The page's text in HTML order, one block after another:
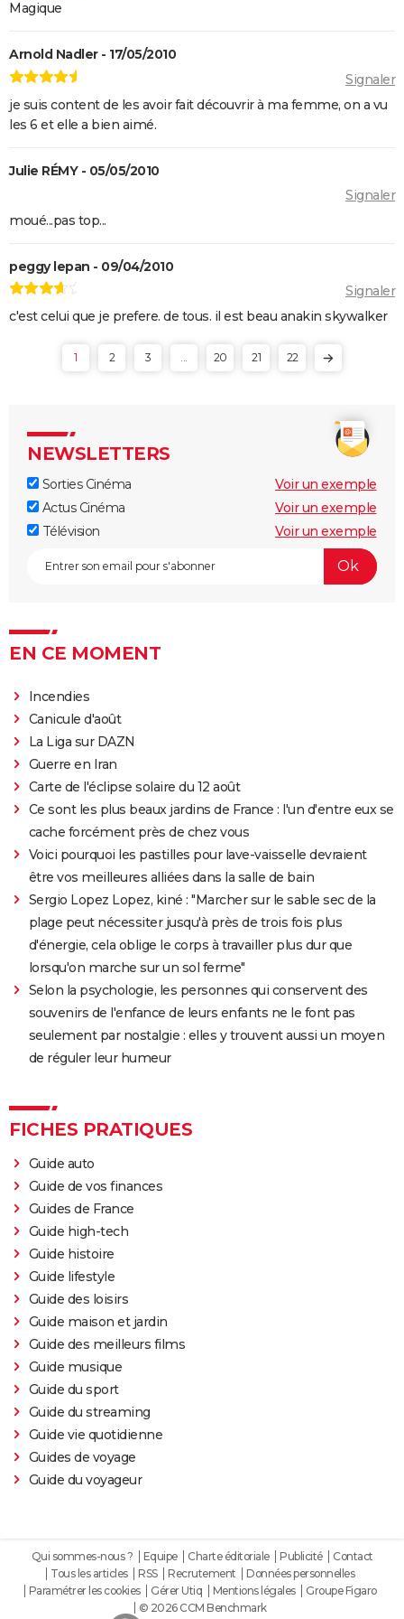
Magique
Arnold Nadler - 17/05/2010
Signaler
je suis content de les avoir fait découvrir à ma femme, on a vu
les 6 et elle a bien aimé.
Julie RÉMY - 05/05/2010
Signaler
moué...pas top...
peggy lepan - 09/04/2010
Signaler
c'est celui que je prefere. de tous. il est beau anakin skywalker
1 2 3 20 21 22
NEWSLETTERS
Sorties Cinéma
Voir un exemple
Actus Cinéma
Voir un exemple
Télévision
Voir un exemple
EN CE MOMENT
Incendies
Canicule d'août
La Liga sur DAZN
Guerre en Iran
Carte de l'éclipse solaire du 12 août
Ce sont les plus beaux jardins de France : l'un d'entre eux se
cache forcément près de chez vous
Voici pourquoi les pastilles pour lave-vaisselle devraient
être vos meilleures alliées dans la salle de bain
Sergio Lopez Lopez, kiné : "Marcher sur le sable sec de la
plage peut nécessiter jusqu'à près de trois fois plus
d'énergie, cela oblige le corps à travailler plus dur que
lorsqu'on marche sur un sol ferme"
Selon la psychologie, les personnes qui conservent des
souvenirs de l'enfance de leurs enfants ne le font pas
seulement par nostalgie : elles y trouvent aussi un moyen
de réguler leur humeur
FICHES PRATIQUES
Guide auto
Guide de vos finances
Guides de France
Guide high-tech
Guide histoire
Guide lifestyle
Guide des loisirs
Guide maison et jardin
Guide des meilleurs films
Guide musique
Guide du sport
Guide du streaming
Guide vie quotidienne
Guides de voyage
Guide du voyageur
Qui sommes-nous ? Equipe Charte éditoriale Publicité
Contact
Tous les articles
RSS Recrutement
Données personnelles
Paramétrer les cookies
Gérer Utiq Mentions légales
Groupe Figaro
© 2026 CCM Benchmark